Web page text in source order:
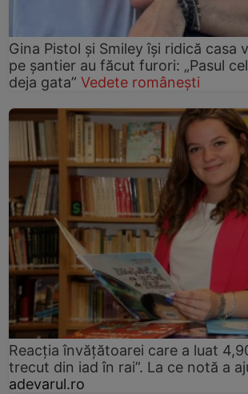
Gina Pistol și Smiley își ridică casa
pe șantier au făcut furori: „Pasul
deja gata” Vedete românești
Reacția învățătoarei care a luat
trecut din iad în rai”. La ce notă a
adevarul.ro